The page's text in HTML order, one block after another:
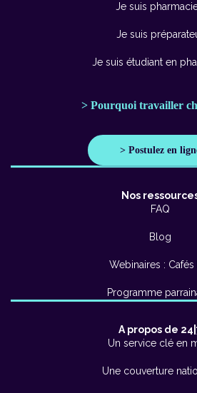
Je suis
Je suis
Je suis étudiant en
> Pourquoi travailler
> Postulez en
Nos
FAQ
Blog
Webinaires : Cafés
Programme
A propos de
Un service clé en
Une couverture